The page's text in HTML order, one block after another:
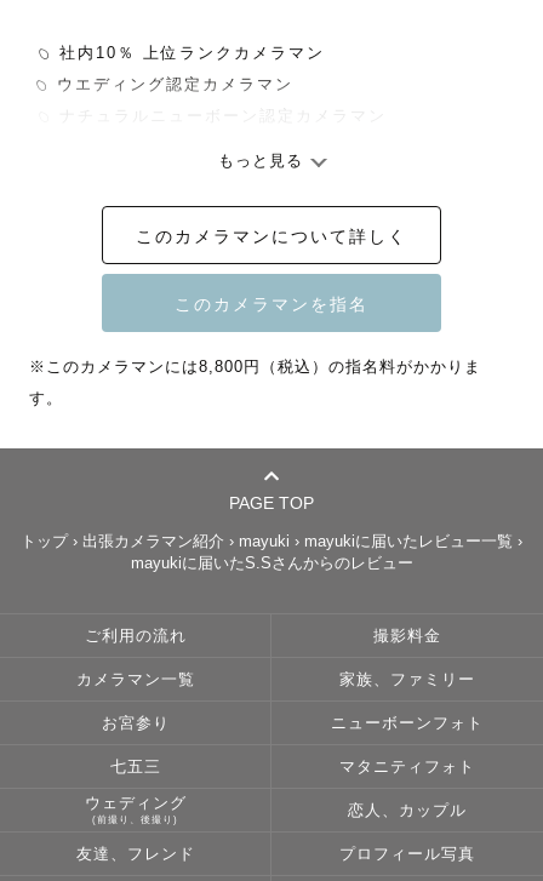
︎ 𓆇 社内10％ 上位ランクカメラマン
︎ 𓆇 ナチュラルニューボーン認定カメラマン
Lovegraph Quarter Award 2024
【 最優秀賞 受賞 】
Lovegraph Quarter Award 2023
【 753部門 優秀賞 受賞 】
ページをご覧いただきありがとうございます！
大切な人との記念日や、結婚や出産、家族と過ごす何気な
その思い出をカタチとして残すのが写真や映像です。日々
もっと見る
このカメラマンについて詳しく
※このカメラマンには8,800円（税込）の指名料がかかりま
す。
PAGE TOP
トップ › 出張カメラマン紹介 › mayuki › mayukiに届いたレビュー一覧 ›
mayukiに届いたS.Sさんからのレビュー
ご利用の流れ 撮影料金
カメラマン一覧 家族、ファミリー
お宮参り ニューボーンフォト
七五三 マタニティフォト
ウェディング
(前撮り、後撮り)
恋人、カップル
友達、フレンド プロフィール写真